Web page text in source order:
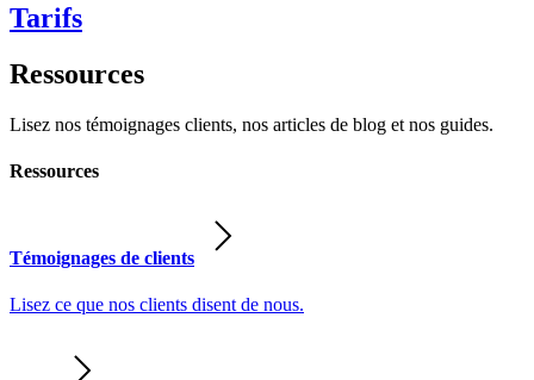
Tarifs
Ressources
Lisez nos témoignages clients, nos articles de blog et nos guides.
Ressources
Témoignages de clients
Lisez ce que nos clients disent de nous.